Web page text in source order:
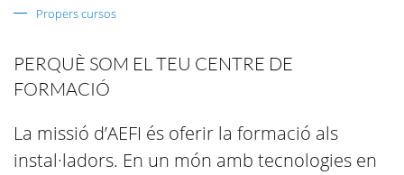
Propers cursos
PERQUÈ SOM EL TEU CENTRE DE
FORMACIÓ
La missió d’AEFI és oferir la formació als
instal·ladors. En un món amb tecnologies en